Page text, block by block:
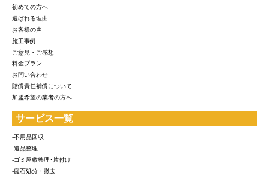
初めての方へ
選ばれる理由
お客様の声
施工事例
ご意見・ご感想
料金プラン
お問い合わせ
賠償責任補償について
加盟希望の業者の方へ
サービス一覧
-不用品回収
-遺品整理
-ゴミ屋敷整理･片付け
-庭石処分・撤去